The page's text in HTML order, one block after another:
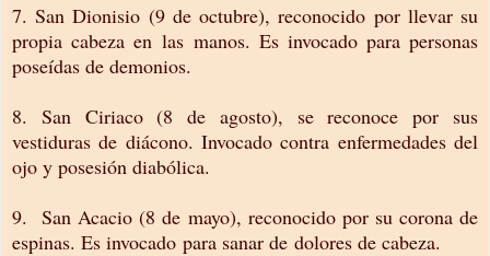
7. San Dionisio (9 de octubre), reconocido por llevar su
propia cabeza en las manos. Es invocado para personas
poseídas de demonios.
8. San Ciriaco (8 de agosto), se reconoce por sus
vestiduras de diácono. Invocado contra enfermedades del
ojo y posesión diabólica.
9. San Acacio (8 de mayo), reconocido por su corona de
espinas. Es invocado para sanar de dolores de cabeza.